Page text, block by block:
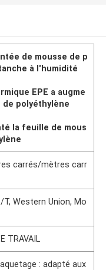
de mousse de p
à l'humidité
EPE a augme
de polyéthylène
la feuille de mous
carrés/mètres carr
T, Western Union, Mo
TRAVAIL
: adapté aux